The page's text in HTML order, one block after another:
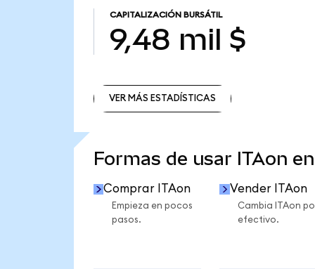
CAPITALIZACIÓN BURSÁTIL
9,48 mil $
VER MÁS ESTADÍSTICAS
Formas de usar ITAon
Comprar ITAon
Empieza en pocos
pasos.
Vender ITAon
Cambia ITAon
efectivo.